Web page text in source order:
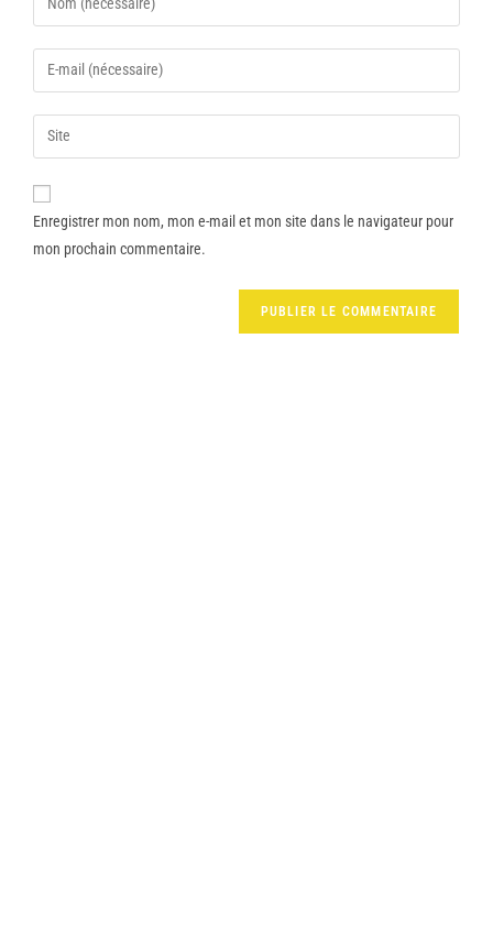
Enregistrer mon nom, mon e-mail et mon site dans le navigateur pour
mon prochain commentaire.